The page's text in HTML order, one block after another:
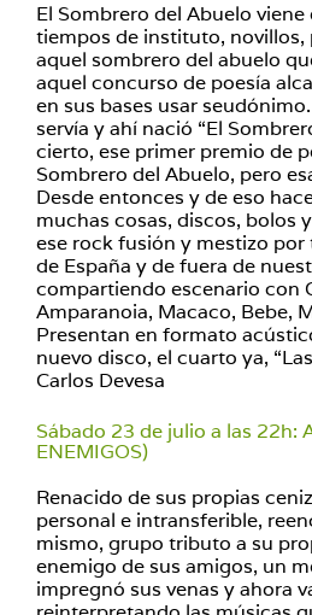
El Sombrero del Abuelo viene
tiempos de instituto, novillos,
aquel sombrero del abuelo
aquel concurso de poesía
en sus bases usar
servía y ahí nació “El
cierto, ese primer premio de
Sombrero del Abuelo, pero
Desde entonces y de eso
muchas cosas, discos, bolos
ese rock fusión y mestizo
de España y de fuera de
compartiendo escenario con
Amparanoia, Macaco, Bebe,
Presentan en formato
nuevo disco, el cuarto ya,
Carlos Devesa
Sábado 23 de julio a las 22h:
ENEMIGOS)
Renacido de sus propias
personal e intransferible,
mismo, grupo tributo a su
enemigo de sus amigos, un
impregnó sus venas y ahora